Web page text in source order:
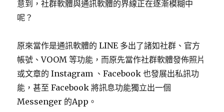
意到，社群軟體與通訊軟體的界線正在逐漸模糊中
呢？
原來當作是通訊軟體的 LINE 多出了諸如社群、官方
帳號、VOOM 等功能，而原先當作社群軟體發佈照片
或文章的 Instagram 、Facebook 也發展出私訊功
能，甚至 Facebook 將訊息功能獨立出一個
Messenger 的App。